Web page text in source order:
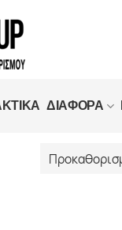
ΔΙΑΦΟΡΑ